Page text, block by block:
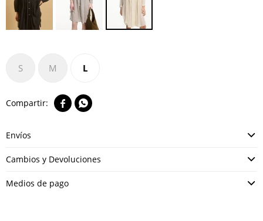
S M L
 
Envíos
Cambios y Devoluciones
Medios de pago